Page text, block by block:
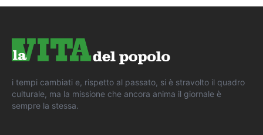
i tempi cambiati e, rispetto al passato, si è stravolto il quadro
culturale, ma la missione che ancora anima il giornale è
sempre la stessa.